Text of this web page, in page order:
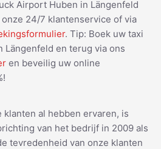
Airport Huben in Längenfeld
24/7 klantenservice of via
. Tip: Boek uw taxi
Längenfeld en terug via ons
en beveilig uw online
klanten al hebben ervaren, is
van het bedrijf in 2009 als
tevredenheid van onze klanten